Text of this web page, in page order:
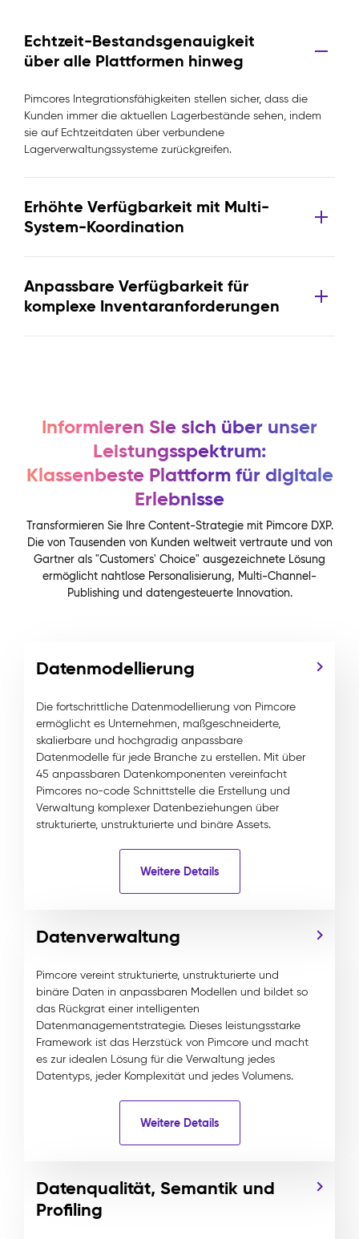
Echtzeit-Bestandsgenauigkeit
über alle Plattformen hinweg
Pimcores Integrationsfähigkeiten stellen sicher, dass die
Kunden immer die aktuellen Lagerbestände sehen, indem
sie auf Echtzeitdaten über verbundene
Lagerverwaltungssysteme zurückgreifen.
Erhöhte Verfügbarkeit mit Multi-
System-Koordination
Anpassbare Verfügbarkeit für
komplexe Inventaranforderungen
Informieren Sie sich über unser
Leistungsspektrum:
Klassenbeste Plattform für digitale
Erlebnisse
Transformieren Sie Ihre Content-Strategie mit Pimcore DXP.
Die von Tausenden von Kunden weltweit vertraute und von
Gartner als "Customers' Choice" ausgezeichnete Lösung
ermöglicht nahtlose Personalisierung, Multi-Channel-
Publishing und datengesteuerte Innovation.
Datenmodellierung
Die fortschrittliche Datenmodellierung von Pimcore
ermöglicht es Unternehmen, maßgeschneiderte,
skalierbare und hochgradig anpassbare
Datenmodelle für jede Branche zu erstellen. Mit über
45 anpassbaren Datenkomponenten vereinfacht
Pimcores no-code Schnittstelle die Erstellung und
Verwaltung komplexer Datenbeziehungen über
strukturierte, unstrukturierte und binäre Assets.
Weitere Details
Datenverwaltung
Pimcore vereint strukturierte, unstrukturierte und
binäre Daten in anpassbaren Modellen und bildet so
das Rückgrat einer intelligenten
Datenmanagementstrategie. Dieses leistungsstarke
Framework ist das Herzstück von Pimcore und macht
es zur idealen Lösung für die Verwaltung jedes
Datentyps, jeder Komplexität und jedes Volumens.
Weitere Details
Datenqualität, Semantik und
Profiling